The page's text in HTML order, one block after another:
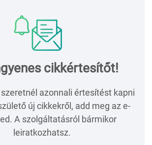
cikkértesítőt!
azonnali értesítést kapni
új cikkekről, add meg az e-
A szolgáltatásról bármikor
leiratkozhatsz.